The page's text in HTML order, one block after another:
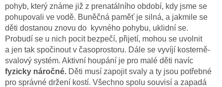
Kontakty
Přihlášení
pohyb, který známe již z prenatálního období, kdy jsme se
pohupovali ve vodě. Buněčná paměť je silná, a jakmile se
děti dostanou znovu do kyvného pohybu, uklidní se.
Probudí se u nich pocit bezpečí, přijetí, mohou se uvolnit
a jen tak spočinout v časoprostoru. Dále se vyvíjí kosterně-
svalový systém. Aktivní houpání je pro malé děti navíc
fyzicky náročné. Děti musí zapojit svaly a ty jsou potřebné
pro správné držení kostí. Všechno spolu souvisí a zapadá